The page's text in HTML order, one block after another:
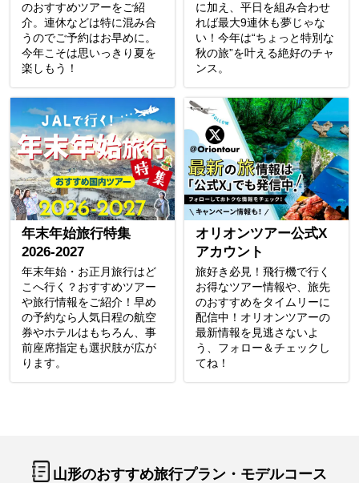
のおすすめツアーをご紹
介。連休などは特に混み合
うのでご予約はお早めに。
今年こそは思いっきり夏を
楽しもう！
に加え、平日を組み合わせ
れば最大9連休も夢じゃな
い！今年は“ちょっと特別な
秋の旅”を叶える絶好のチャ
ンス。
年末年始旅行特集
2026-2027
年末年始・お正月旅行はど
こへ行く？おすすめツアー
や旅行情報をご紹介！早め
の予約なら人気日程の航空
券やホテルはもちろん、事
前座席指定も選択肢が広が
ります。
オリオンツアー公式X
アカウント
旅好き必見！飛行機で行く
お得なツアー情報や、旅先
のおすすめをタイムリーに
配信中！オリオンツアーの
最新情報を見逃さないよ
う、フォロー＆チェックし
てね！
山形のおすすめ旅行プラン・モデルコース